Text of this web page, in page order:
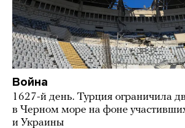
Война
1627-й день. Турция ограничила
в Черном море на фоне
и Украины